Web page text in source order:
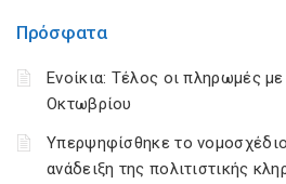
Πρόσφατα
Ενοίκια: Τέλος οι πληρωμές
Οκτωβρίου
Υπερψηφίσθηκε το νομοσχέδιο
ανάδειξη της πολιτιστικής